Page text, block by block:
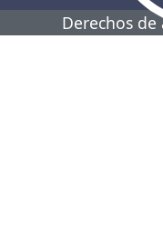
Derechos